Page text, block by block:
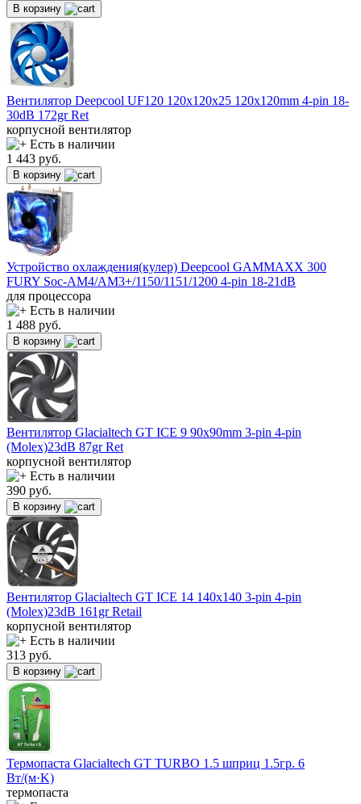
В корзину
Вентилятор Deepcool UF120 120х120х25 120x120mm 4-pin 18-
30dB 172gr Ret
корпусной вентилятор
Есть в наличии
1 443 руб.
В корзину
Устройство охлаждения(кулер) Deepcool GAMMAXX 300
FURY Soc-AM4/AM3+/1150/1151/1200 4-pin 18-21dB
для процессора
Есть в наличии
1 488 руб.
В корзину
Вентилятор Glacialtech GT ICE 9 90x90mm 3-pin 4-pin
(Molex)23dB 87gr Ret
корпусной вентилятор
Есть в наличии
390 руб.
В корзину
Вентилятор Glacialtech GT ICE 14 140x140 3-pin 4-pin
(Molex)23dB 161gr Retail
корпусной вентилятор
Есть в наличии
313 руб.
В корзину
Термопаста Glacialtech GT TURBO 1.5 шприц 1.5гр. 6
Вт/(м·K)
термопаста